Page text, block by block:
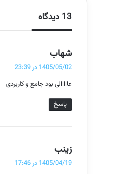
13 دیدگاه
شهاب
ف
:
1405/05/02 در 23:39
عااااالی بود جامع و کاربردی
پاسخ
زینب
ف
1405/04/19 در 17:46